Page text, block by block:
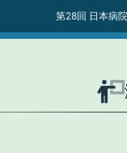
第28回 日本病